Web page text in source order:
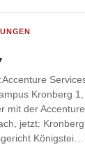
Kronberg
mit der
jetzt:
Königstei…